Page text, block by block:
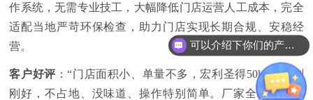
作系统，无需专业技工，大幅降低门店运营人工成本，完全
适配当地严苛环保检查，助力门店实现长期合规、安稳经
营。
客户好评：“门店面积小、单量不多，宏利圣得50kg机型刚
刚好，不占地、没味道、操作特别简单。厂家全程协助落
可以介绍下你们的产品么？